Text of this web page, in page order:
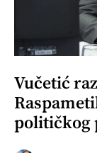
Vučetić
političkog